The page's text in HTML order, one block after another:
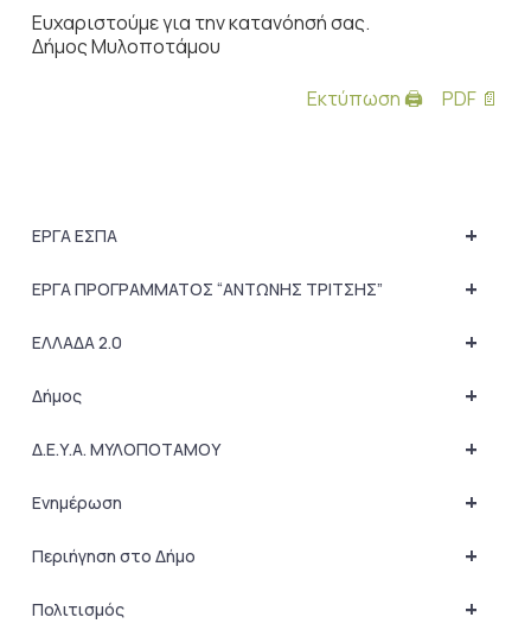
Ευχαριστούμε για την κατανόησή σας.
Δήμος Μυλοποτάμου
Εκτύπωση 🖨
PDF 📄
+
ΕΡΓΑ ΕΣΠΑ
+
ΕΡΓΑ ΠΡΟΓΡΑΜΜΑΤΟΣ “ΑΝΤΩΝΗΣ ΤΡΙΤΣΗΣ”
+
ΕΛΛΑΔΑ 2.0
+
Δήμος
+
Δ.Ε.Υ.Α. ΜΥΛΟΠΟΤΑΜΟΥ
+
Ενημέρωση
+
Περιήγηση στο Δήμο
+
Πολιτισμός